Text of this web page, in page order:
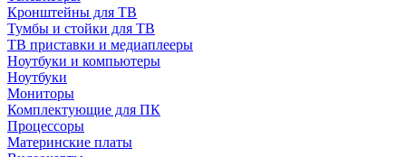
Кронштейны для ТВ
Тумбы и стойки для ТВ
ТВ приставки и медиаплееры
Ноутбуки и компьютеры
Ноутбуки
Мониторы
Комплектующие для ПК
Процессоры
Материнские платы